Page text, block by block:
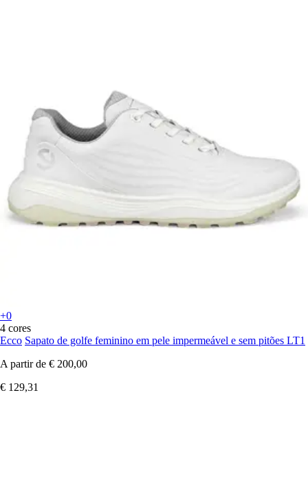
+0
4 cores
Ecco Sapato de golfe feminino em pele impermeável e sem pitões LT1
A partir de € 200,00
€ 129,31